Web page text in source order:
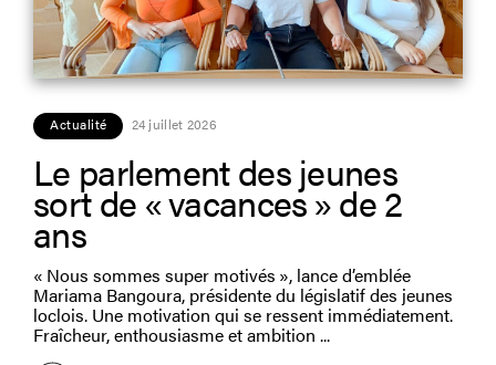
Actualité 24 juillet 2026
Le parlement des jeunes
sort de « vacances » de 2
ans
« Nous sommes super motivés », lance d’emblée
Mariama Bangoura, présidente du législatif des jeunes
loclois. Une motivation qui se ressent immédiatement.
Fraîcheur, enthousiasme et ambition